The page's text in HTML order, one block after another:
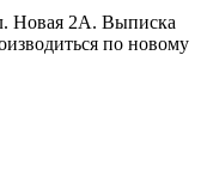
Новая 2А. Выписка
по новому